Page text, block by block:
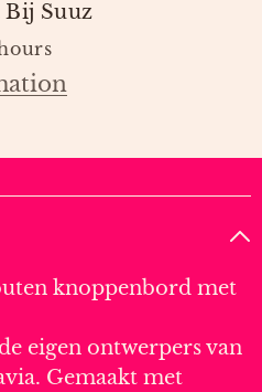
Bij Suuz
knoppenbord met
eigen ontwerpers van
Gemaakt met